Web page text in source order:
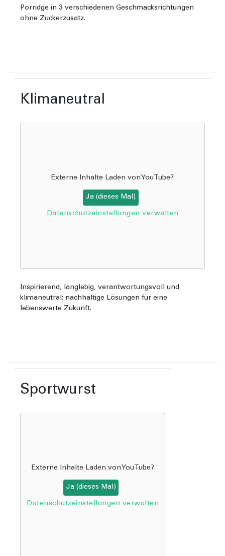
Porridge in 3 verschiedenen Geschmacksrichtungen
ohne Zuckerzusatz.
Klimaneutral
Externe Inhalte Laden vonYouTube?
Ja (dieses Mal)
Datenschutzeinstellungen verwalten
Inspirierend, langlebig, verantwortungsvoll und
klimaneutral: nachhaltige Lösungen für eine
lebenswerte Zukunft.
Sportwurst
Externe Inhalte Laden vonYouTube?
Ja (dieses Mal)
Datenschutzeinstellungen verwalten